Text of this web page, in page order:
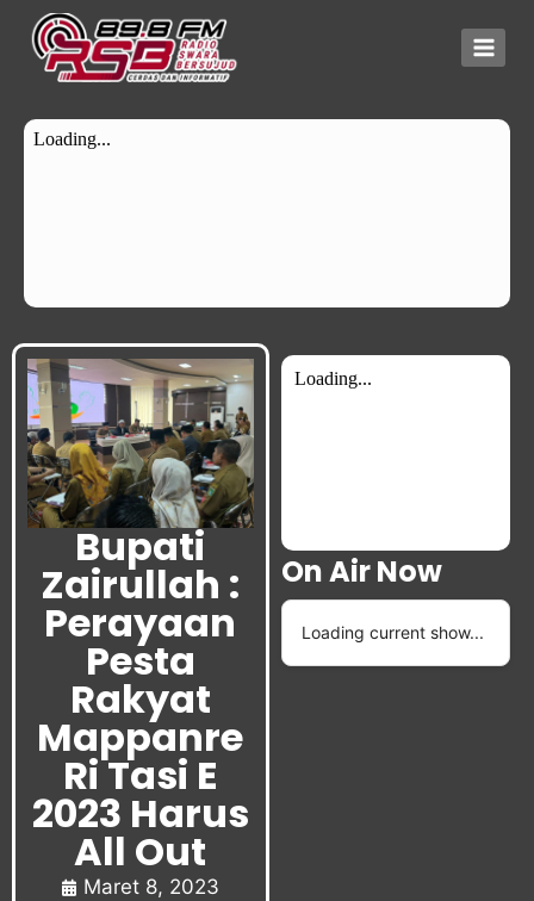
Bupati
Zairullah :
Perayaan
Pesta
Rakyat
Mappanre
Ri Tasi E
2023 Harus
All Out
Maret 8, 2023
On Air Now
Loading current show...